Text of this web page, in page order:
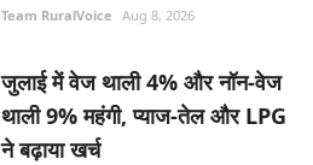
Team RuralVoice Aug 8, 2026
जुलाई में वेज थाली 4% और नॉन-वेज
थाली 9% महंगी, प्याज-तेल और LPG
ने बढ़ाया खर्च